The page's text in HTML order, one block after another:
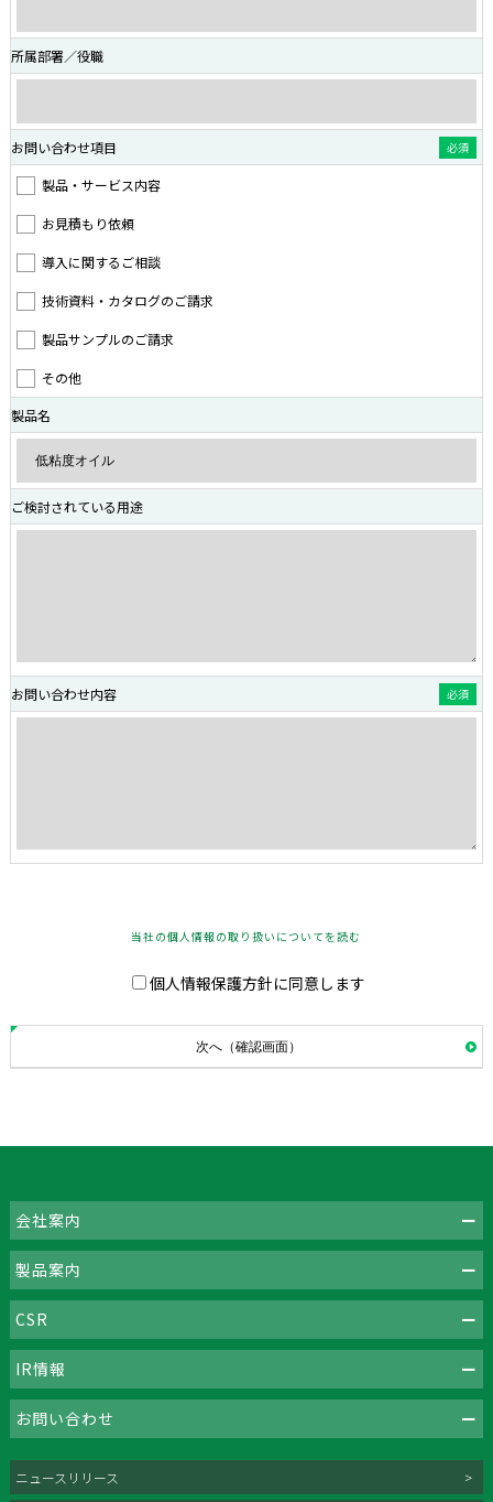
所属部署／役職
お問い合わせ項目 必須
製品・サービス内容
お見積もり依頼
導入に関するご相談
技術資料・カタログのご請求
製品サンプルのご請求
その他
製品名
ご検討されている用途
お問い合わせ内容 必須
当社の個人情報の取り扱いについてを読む
個人情報保護方針に同意します
次へ（確認画面）
会社案内
製品案内
CSR
IR情報
お問い合わせ
ニュースリリース